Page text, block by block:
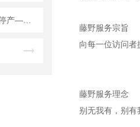
藤野服务宗旨
向每一位访问
藤野服务理念
别无我有，别